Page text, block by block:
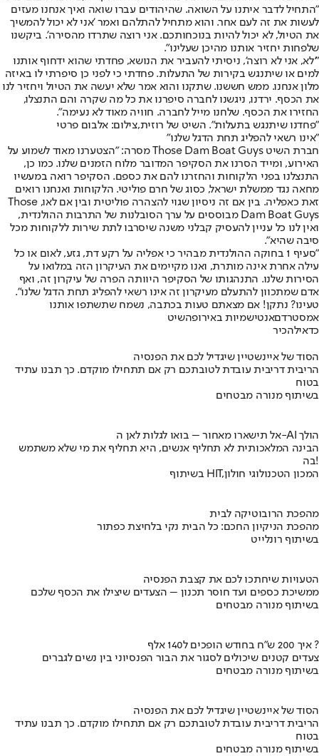
"התחיל לדבר איתנו על השואה. שהיהודים עברו שואה ואיך אנחנו מעזים
לעשות את זה לעם אחר. והוא מתחיל להתלהם ואמר 'אני לא יכול להמשיך
את הטיול, לא יכול להיות בנוכחותכם. אני רוצה שתרדו מהסירה'. ביקשנו
שלפחות יחזיר אותנו מהיכן שעלינו".
"'לא, אני לא רוצה', ניסיתי להעביר את הנושא, פחדתי שהוא ידחוף אותנו
למים או שיתנגש בקירות של התעלות. פחדתי כי לפני כן סיפרתי לו באיזה
מלון אנחנו. ממש חששנו. שתקנו והוא אמר שלא יעשה את הטיול ויחזיר לנו
את הכסף. ירדנו, ניגשנו לחברה סיפרנו את כל מה שקרה והם התנצלו,
החזירו את הכסף. שלחנו מייל לחברה. חוויה מאוד לא נעימה".
"פחדנו שיתנגש בתעלות". השיט של רוזית,צילום: אלבום פרטי
"אינו רשאי להפליג תחת הדגל שלנו"
חברת השיט Those Dam Boat Guys מסרה: "הצטערנו מאוד לשמוע על
האירוע, ומייד הסרנו את הסקיפר המדובר מלוח הזמנים שלנו. כמו כן,
התנצלנו בפני הלקוחות והחזרנו להם את כספם. הסקיפר רואה במעשיו
מחאה נגד ממשלת ישראל, כסוג של חרם פוליטי. הלקוחות ואנחנו רואים
זאת כאפליה. בין אם זה ניסיון שגוי להצהרה פוליטית ובין אם לאו, Those
Dam Boat Guys מבוססים על ערך הסובלנות של התרבות ההולנדית,
ואין לנו כל עניין להעסיק קבלני משנה שיסרבו לתת שירות ללקוחות מכל
סיבה שהיא".
"סעיף 1 בחוקה ההולנדית מבהיר כי אפליה על רקע דת, גזע, לאום או כל
עילה אחרת אינה מותרת, ואנו מקיימים את העיקרון הזה במלואו על
הסירות שלנו. התנהגותו של הסקיפר היוותה הפרה של עיקרון זה, ואף
אדם שמתכוון להתעלם מעיקרון זה אינו רשאי להפליג תחת הדגל שלנו".
טעינו? נתקן! אם מצאתם טעות בכתבה, נשמח שתשתפו אותנו
אמסטרדםאנטישמיות באירופהשיט
כדאילהכיר
הסוד של איינשטיין שיגדיל לכם את הפנסיה
הריבית דריבית עובדת לטובתכם רק אם תתחילו מוקדם. כך תבנו עתיד
בטוח
בשיתוף מנורה מבטחים
אל תישארו מאחור – בואו לגלות לאן ה-AI הולך
הבינה המלאכותית לא תחליף אנשים, היא תחליף את מי שלא משתמש
בה!
בשיתוף HIT,המכון הטכנולוגי חולון
מהפכת הרובוטיקה לבית
מהפכת הניקיון החכם: כל הבית נקי בלחיצת כפתור
בשיתוף רונלייט
הטעויות שיחתכו לכם את קצבת הפנסיה
ממשיכת כספים ועד חוסר תכנון – הצעדים שיצילו את הכסף שלכם
בשיתוף מנורה מבטחים
איך 200 ש"ח בחודש הופכים ל140 אלף ?
צעדים קטנים שיכולים לסגור את הבור הפנסיוני בין נשים לגברים
בשיתוף מנורה מבטחים
הסוד של איינשטיין שיגדיל לכם את הפנסיה
הריבית דריבית עובדת לטובתכם רק אם תתחילו מוקדם. כך תבנו עתיד
בטוח
בשיתוף מנורה מבטחים